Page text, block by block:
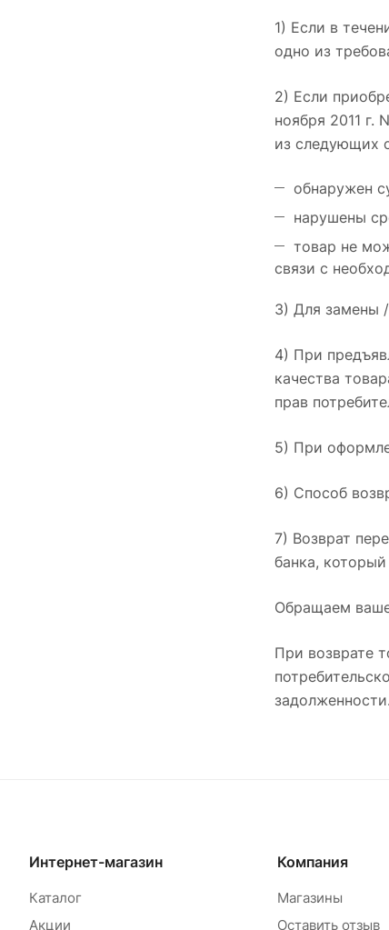
1) Если в
одно из
2) Если
ноября 2011 г.
из следующих
обнаружен
нарушены
товар не
связи с
3) Для замены /
4) При
качества
прав
5) При
6) Способ
7) Возврат
банка,
Обращаем
При возврате
Интернет-магазин
Каталог
Акции
Компания
Магазины
Оставить отзыв